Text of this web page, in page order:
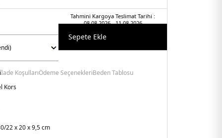
Tahmini Kargoya Teslimat Tarihi :
08.08.2026 - 11.08.2026
Sepete Ekle
İade KoşullarıÖdeme SeçenekleriBeden Tablosu
Kors
22 x 20 x 9,5 cm